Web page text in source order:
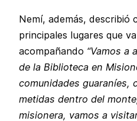
Nemí, además, describió
principales lugares que
acompañando “Vamos a
de la Biblioteca en
comunidades guaraníes,
metidas dentro del
misionera, vamos a